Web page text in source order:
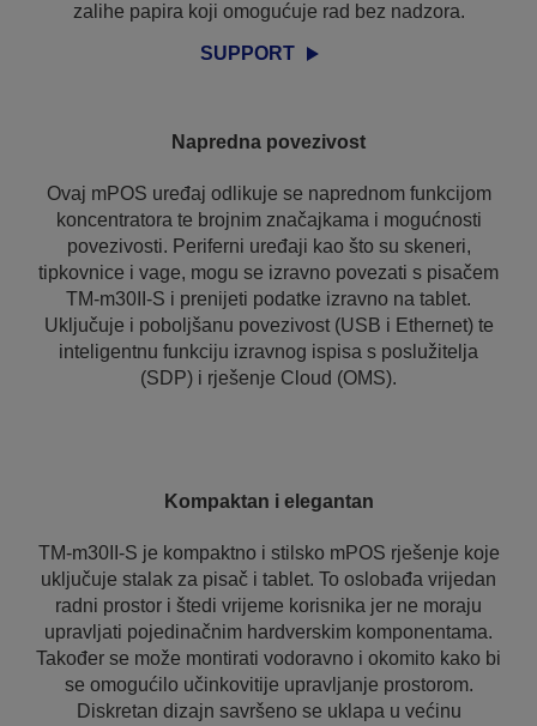
zalihe papira koji omogućuje rad bez nadzora.
SUPPORT
Napredna povezivost
Ovaj mPOS uređaj odlikuje se naprednom funkcijom
koncentratora te brojnim značajkama i mogućnosti
povezivosti. Periferni uređaji kao što su skeneri,
tipkovnice i vage, mogu se izravno povezati s pisačem
TM-m30II-S i prenijeti podatke izravno na tablet.
Uključuje i poboljšanu povezivost (USB i Ethernet) te
inteligentnu funkciju izravnog ispisa s poslužitelja
(SDP) i rješenje Cloud (OMS).
Kompaktan i elegantan
TM-m30II-S je kompaktno i stilsko mPOS rješenje koje
uključuje stalak za pisač i tablet. To oslobađa vrijedan
radni prostor i štedi vrijeme korisnika jer ne moraju
upravljati pojedinačnim hardverskim komponentama.
Također se može montirati vodoravno i okomito kako bi
se omogućilo učinkovitije upravljanje prostorom.
Diskretan dizajn savršeno se uklapa u većinu